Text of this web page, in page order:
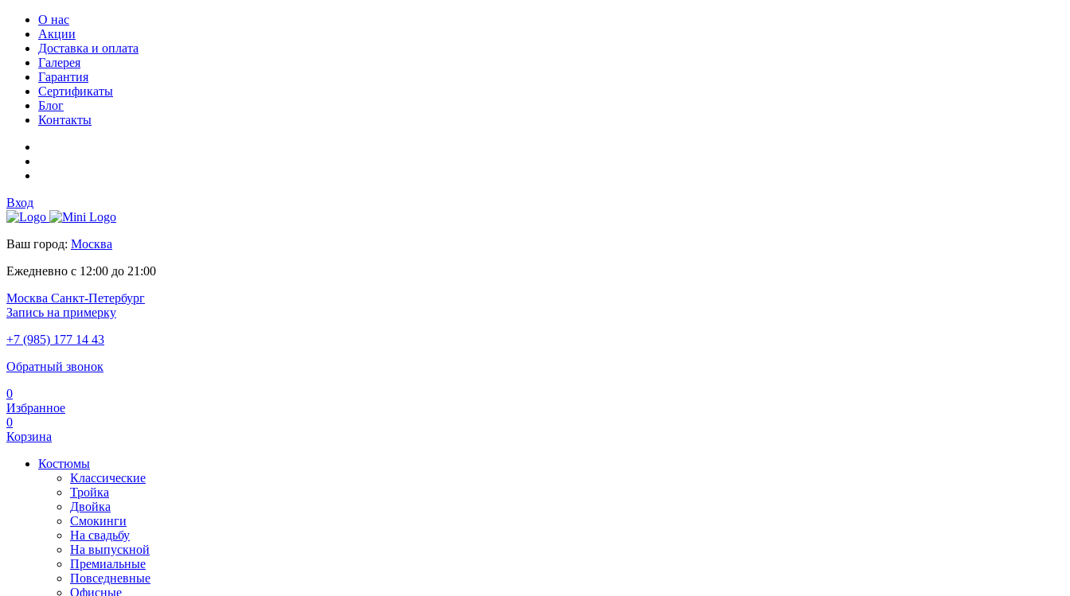
О нас
Акции
Доставка и оплата
Галерея
Гарантия
Сертификаты
Блог
Контакты
Вход
Ваш город: Москва
Ежедневно с 12:00 до 21:00
Москва Санкт-Петербург
Запись на примерку
+7 (985) 177 14 43
Обратный звонок
0
Избранное
0
Корзина
Костюмы
Классические
Тройка
Двойка
Смокинги
На свадьбу
На выпускной
Премиальные
Повседневные
Офисные